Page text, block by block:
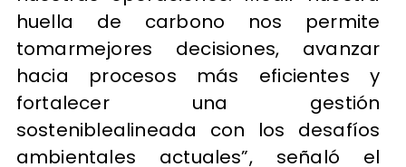
huella de carbono nos permite
tomarmejores decisiones, avanzar
hacia procesos más eficientes y
fortalecer una gestión
sosteniblealineada con los desafíos
ambientales actuales”, señaló el